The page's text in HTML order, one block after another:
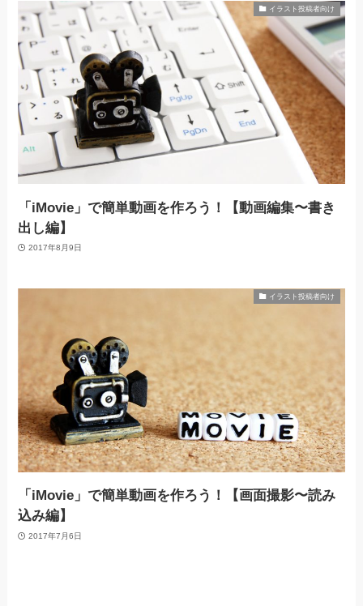
イラスト投稿者向け
「iMovie」で簡単動画を作ろう！【動画編集〜書き
出し編】
2017年8月9日
イラスト投稿者向け
「iMovie」で簡単動画を作ろう！【画面撮影〜読み
込み編】
2017年7月6日